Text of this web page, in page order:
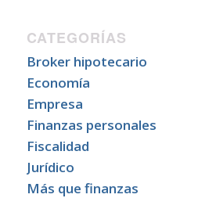
CATEGORÍAS
Broker hipotecario
Economía
Empresa
Finanzas personales
Fiscalidad
Jurídico
Más que finanzas